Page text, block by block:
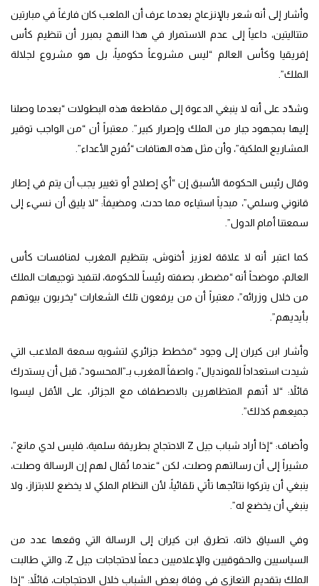
وأشار إلى أنه شعر بالإنزعاج بعدما عرف أن الملعب كان فارغاً في مبارتين
متتاليتين، داعياً إلى عدم الاستمرار في هذا النهج بمبرر أن تنظيم كأس
إفريقيا وكأس العالم “ليس مشروعاً حكومياً، بل هو مشروع لجلالة
الملك”.
وشدّد على أنه لا ينبغي الدعوة إلى مقاطعة هذه البطولات “بعدما وصلنا
إليها بمجهود جبار من الملك وإصرار كبير”. معتبراً أن “من الواجب توقير
المشاريع الملكية”، وأن مثل هذه الهتافات “تُفرح الأعداء”.
وقال رئيس الحكومة الأسبق إن “أي إصلاح أو تغيير يجب أن يتم في إطار
قانوني وسلمي”، مبدياً استياءه مما حدث، ومضيفاً: “لا يليق أن نسيء إلى
سمعتنا أمام الدول”.
كما اعتبر أنه لا علاقة لعزيز أخنوش، بتنظيم المغرب لمنافسات كأس
العالم، موضحاً أنه “مضطر، بصفته رئيساً للحكومة، لتنفيذ توجيهات الملك
من خلال وزرائه”، معتبراً أن من يرفعون تلك الشعارات “يخربون بيوتهم
بأيديهم”.
وأشار ابن كيران إلى وجود “مخطط جزائري لتشويه سمعة الملاعب التي
شيدت استعداداً للمونديال”، واصفاً المغرب بـ”المحسود”، قبل أن يستدرك
قائلاً: “لا أتهم المتظاهرين بالاصطفاف مع الجزائر، على الأقل ليسوا
جميعهم كذلك”.
وأضاف: “إذا أراد شباب جيل Z الاحتجاج بطريقة سلمية، فليس لدي مانع”،
مشيراً إلى أن رسالتهم وصلت، لكن “عندما تُقال لهم إن الرسالة وصلت،
ينبغي أن يتركوا نتائجها تأتي تلقائياً، لأن النظام الملكي لا يخضع للابتزاز، ولا
ينبغي أن يخضع له”.
وفي السياق ذاته، تطرق ابن كيران إلى الرسالة التي وقعها عدد من
السياسيين والحقوقيين والإعلاميين دعماً لاحتجاجات جيل Z، والتي طالبت
الملك بتقديم التعازي في وفاة بعض الشباب خلال الاحتجاجات، قائلاً: “إذا